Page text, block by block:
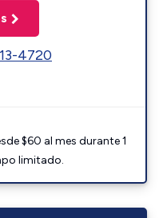
4720
$60 al mes durante 1
limitado.